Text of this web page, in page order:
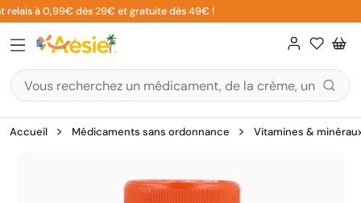
Aller
au
contenu
à 0,99€ dès 29€ et gratuite dès 49€ !
Accueil Médicaments sans ordonnance Vitamines &